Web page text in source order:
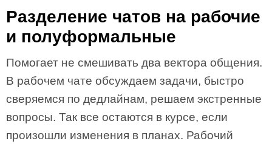
Разделение чатов на рабочие
и полуформальные
Помогает не смешивать два вектора общения.
В рабочем чате обсуждаем задачи, быстро
сверяемся по дедлайнам, решаем экстренные
вопросы. Так все остаются в курсе, если
произошли изменения в планах. Рабочий